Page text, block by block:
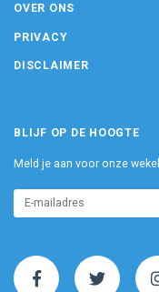
OVER ONS
PRIVACY
DISCLAIMER
BLIJF OP DE HOOGTE
Meld je aan voor onze